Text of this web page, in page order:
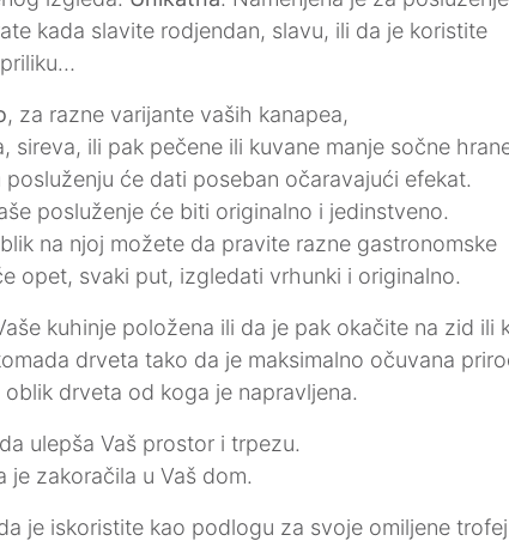
kada slavite rodjendan, slavu, ili da je koristite
, za razne varijante vaših kanapea,
sireva, ili pak pečene ili kuvane manje sočne
posluženju će dati poseban očaravajući efekat.
posluženje će biti originalno i jedinstveno.
na njoj možete da pravite razne gastronomske
opet, svaki put, izgledati vrhunki i originalno.
kuhinje položena ili da je pak okačite na zid ili
drveta tako da je maksimalno očuvana
drveta od koga je napravljena.
ulepša Vaš prostor i trpezu.
je zakoračila u Vaš dom.
je iskoristite kao podlogu za svoje omiljene